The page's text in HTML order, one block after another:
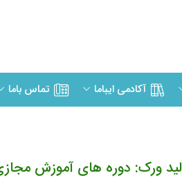
آکادمی ایباما تماس باما
ورک: دوره های آموزش